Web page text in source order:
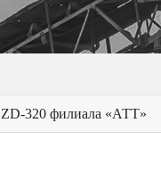
ZD-320 филиала «АТТ»